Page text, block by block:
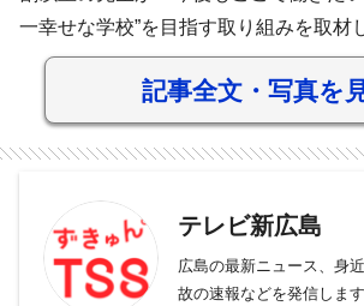
一幸せな学校”を目指す取り組みを取材
記事全文・写真を
テレビ新広島
広島の最新ニュース、身
故の速報などを発信します